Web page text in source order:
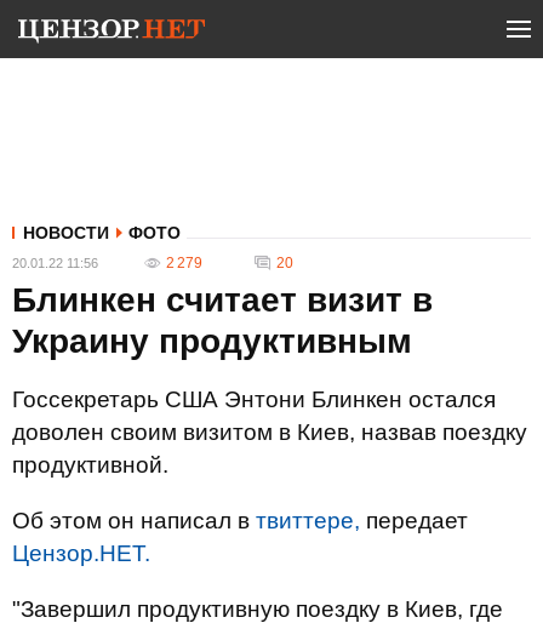
НОВОСТИ ФОТО
20.01.22 11:56 2 279 20
Блинкен считает визит в
Украину продуктивным
Госсекретарь США Энтони Блинкен остался
доволен своим визитом в Киев, назвав поездку
продуктивной.
Об этом он написал в твиттере, передает
Цензор.НЕТ.
"Завершил продуктивную поездку в Киев, где